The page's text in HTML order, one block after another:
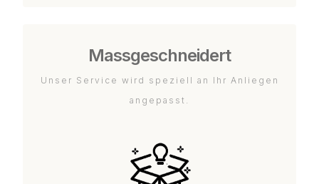
Massgeschneidert
Unser Service wird speziell an Ihr Anliegen
angepasst.